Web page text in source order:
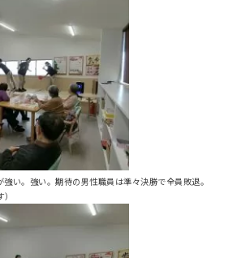
い。強い。期待の男性職員は準々決勝で全員敗退。